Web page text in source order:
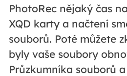
PhotoRec nějaký čas
XQD karty a načtení
souborů. Poté můžete
byly vaše soubory
Průzkumníka souborů